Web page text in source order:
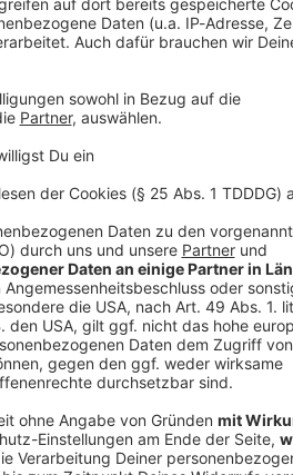
und Ohren offen, der
Märklin AC/DC
von